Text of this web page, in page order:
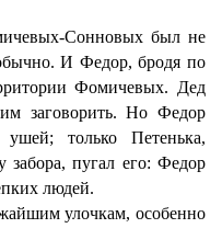
Сонновых был не
И Федор, бродя по
Фомичевых. Дед
заговорить. Но Федор
только Петенька,
забора, пугал его: Федор
людей.
улочкам, особенно